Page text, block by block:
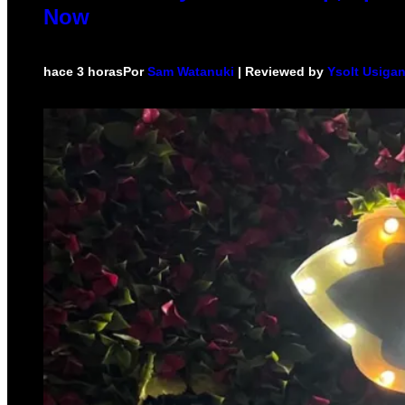
Now
hace 3 horasPorSam Watanuki | Reviewed by Ysolt Usigan